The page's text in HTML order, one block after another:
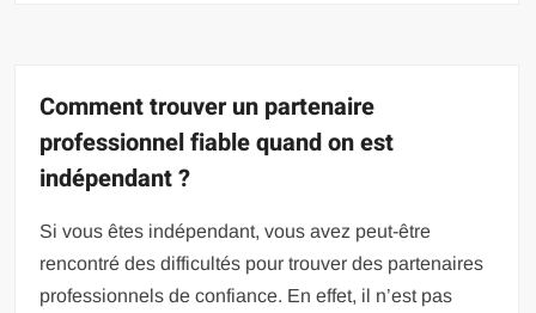
Comment trouver un partenaire
professionnel fiable quand on est
indépendant ?
Si vous êtes indépendant, vous avez peut-être
rencontré des difficultés pour trouver des partenaires
professionnels de confiance. En effet, il n’est pas